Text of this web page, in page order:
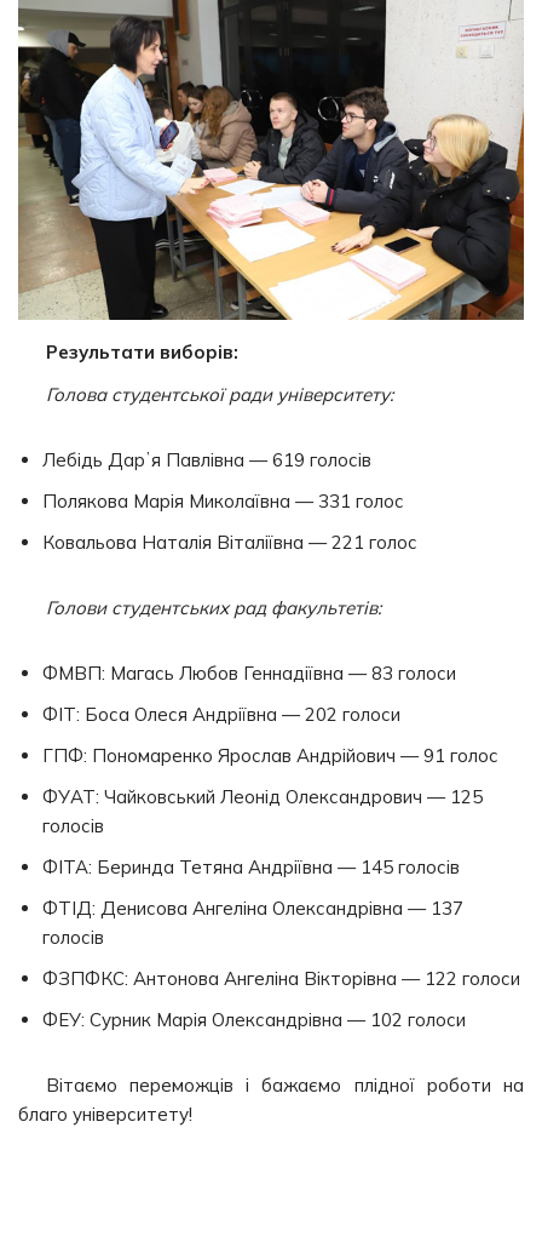
Результати виборів:
Голова студентської ради університету:
Лебідь Дарʼя Павлівна — 619 голосів
Полякова Марія Миколаївна — 331 голос
Ковальова Наталія Віталіївна — 221 голос
Голови студентських рад факультетів:
ФМВП: Магась Любов Геннадіївна — 83 голоси
ФІТ: Боса Олеся Андріївна — 202 голоси
ГПФ: Пономаренко Ярослав Андрійович — 91 голос
ФУАТ: Чайковський Леонід Олександрович — 125
голосів
ФІТА: Беринда Тетяна Андріївна — 145 голосів
ФТІД: Денисова Ангеліна Олександрівна — 137
голосів
ФЗПФКС: Антонова Ангеліна Вікторівна — 122 голоси
ФЕУ: Сурник Марія Олександрівна — 102 голоси
Вітаємо переможців і бажаємо плідної роботи на
благо університету!